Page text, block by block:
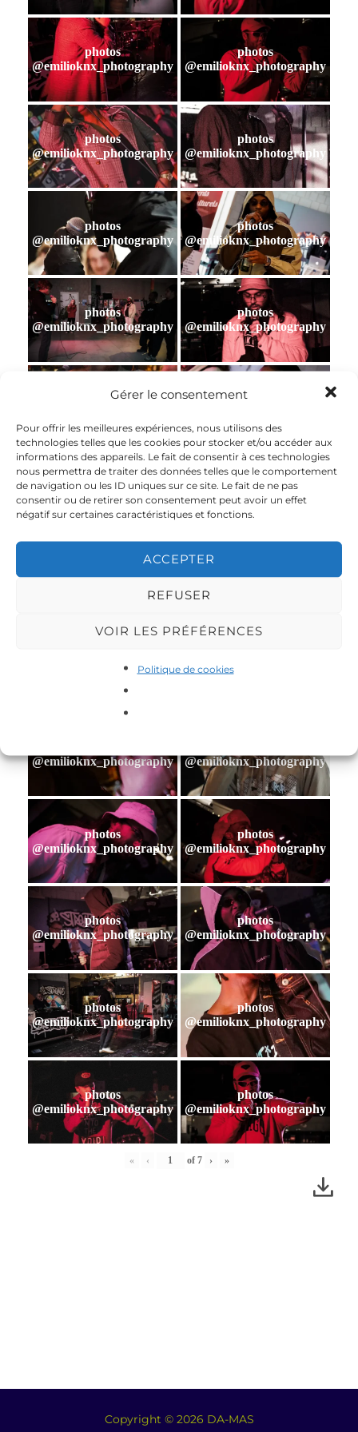
Gérer le consentement
Pour offrir les meilleures expériences, nous utilisons des
technologies telles que les cookies pour stocker et/ou accéder aux
informations des appareils. Le fait de consentir à ces technologies
nous permettra de traiter des données telles que le comportement
de navigation ou les ID uniques sur ce site. Le fait de ne pas
consentir ou de retirer son consentement peut avoir un effet
négatif sur certaines caractéristiques et fonctions.
ACCEPTER
REFUSER
VOIR LES PRÉFÉRENCES
Politique de cookies
photos
@emilioknx_photography
photos
@emilioknx_photography
photos
@emilioknx_photography
photos
@emilioknx_photography
photos
@emilioknx_photography
photos
@emilioknx_photography
photos
@emilioknx_photography
photos
@emilioknx_photography
photos
photos
photos
@emilioknx_photography
photos
@emilioknx_photography
@emilioknx_photography
@emilioknx_photography
@emilioknx_photography
@emilioknx_photography
@emilioknx_photography
@emilioknx_photography
photos
@emilioknx_photography
photos
@emilioknx_photography
photos
@emilioknx_photography
photos
@emilioknx_photography
photos
@emilioknx_photography
photos
@emilioknx_photography
photos
@emilioknx_photography
photos
@emilioknx_photography
« ‹ of 7 › »
Copyright © 2026 DA-MAS